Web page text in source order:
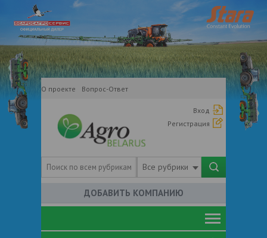
О проекте Вопрос-Ответ
Вход
Регистрация
Все рубрики
ДОБАВИТЬ КОМПАНИЮ